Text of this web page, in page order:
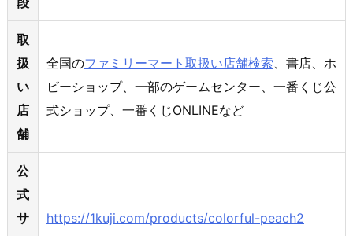
取
扱
い
店
舗
全国のファミリーマート取扱い店舗検索 、書店、ホ
ビーショップ、一部のゲームセンター、一番くじ公
式ショップ、一番くじONLINEなど
公
式
サ
https://1kuji.com/products/colorful-peach2